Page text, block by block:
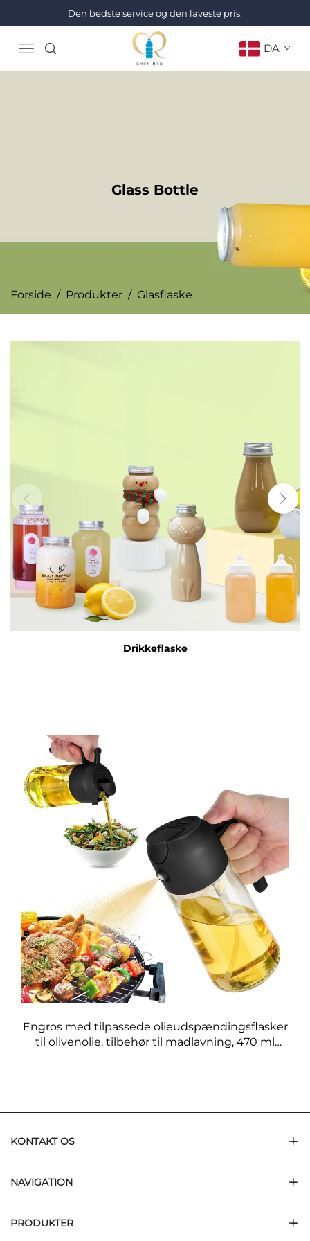
Den bedste service og den laveste pris.
DA
Forside / Produkter / Glasflaske
Glass Bottle
Drikkeflaske
Engros med tilpassede olieudspændingsflasker
til olivenolie, tilbehør til madlavning, 470 ml
KONTAKT OS
NAVIGATION
PRODUKTER